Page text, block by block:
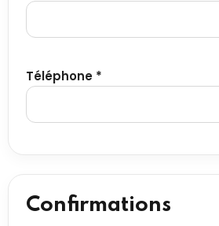
Téléphone *
Confirmations